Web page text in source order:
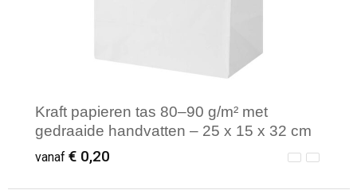
Kraft papieren tas 80–90 g/m² met
gedraaide handvatten – 25 x 15 x 32 cm
vanaf € 0,20